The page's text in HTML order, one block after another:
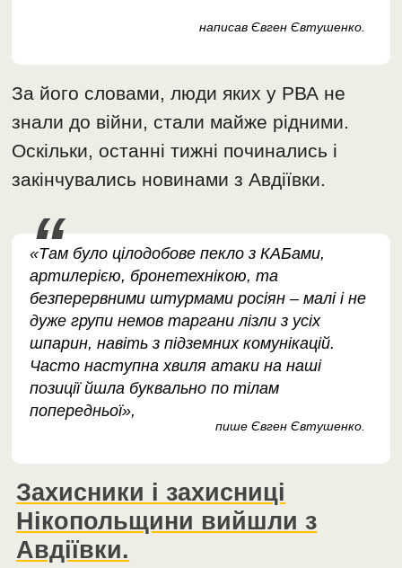
написав Євген Євтушенко.
За його словами, люди яких у РВА не
знали до війни, стали майже рідними.
Оскільки, останні тижні починались і
закінчувались новинами з Авдіївки.
«Там було цілодобове пекло з КАБами,
артилерією, бронетехнікою, та
безперервними штурмами росіян – малі і не
дуже групи немов таргани лізли з усіх
шпарин, навіть з підземних комунікацій.
Часто наступна хвиля атаки на наші
позиції йшла буквально по тілам
попередньої»,
пише Євген Євтушенко.
Захисники і захисниці
Нікопольщини вийшли з
Авдіївки.